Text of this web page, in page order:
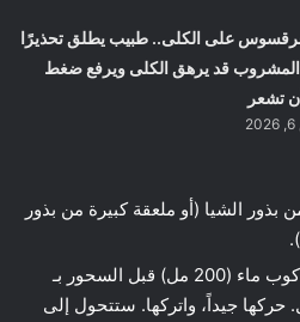
على الكلى.. طبيب يطلق تحذيرًا
المشروب قد يرهق الكلى ويرفع ضغط
تشعر
بذور الشيا (أو ملعقة كبيرة من بذور
قبل السحور بـ
حركها جيداً، واتركها. ستتحول إلى